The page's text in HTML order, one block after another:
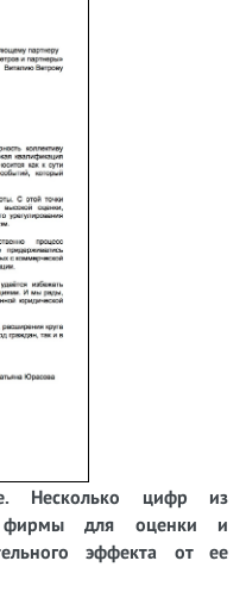
Несколько цифр из
фирмы для оценки и
эффекта от ее